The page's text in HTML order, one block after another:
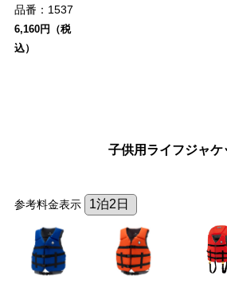
品番： 1537
6,160円（税
込）
子供用ライフジャケ
参考料金表示